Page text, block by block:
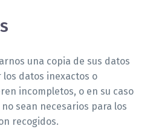
una copia de sus datos
datos inexactos o
incompletos, o en su caso
sean necesarios para los
recogidos.